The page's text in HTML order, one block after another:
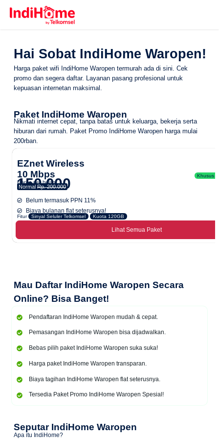
Hai Sobat IndiHome Waropen!
Harga paket wifi IndiHome Waropen termurah ada di sini. Cek
promo dan segera daftar. Layanan pasang profesional untuk
kepuasan internetan maksimal.
Paket IndiHome Waropen
Nikmati internet cepat, tanpa batas untuk keluarga, bekerja serta
hiburan dari rumah. Paket Promo IndiHome Waropen harga mulai
200rban.
EZnet Wireless
10 Mbps
Harga per bulan
150.000
Normal Rp. 200.000
Khusus
Belum termasuk PPN 11%
Biaya bulanan flat seterusnya!
Fitur Sinyal Seluler Telkomsel Kuota 120GB
Lihat Semua Paket
Mau Daftar IndiHome Waropen Secara
Online? Bisa Banget!
Pendaftaran IndiHome Waropen mudah & cepat.
Pemasangan IndiHome Waropen bisa dijadwalkan.
Bebas pilih paket IndiHome Waropen suka suka!
Harga paket IndiHome Waropen transparan.
Biaya tagihan IndiHome Waropen flat seterusnya.
Tersedia Paket Promo IndiHome Waropen Spesial!
Seputar IndiHome Waropen
Apa itu IndiHome?